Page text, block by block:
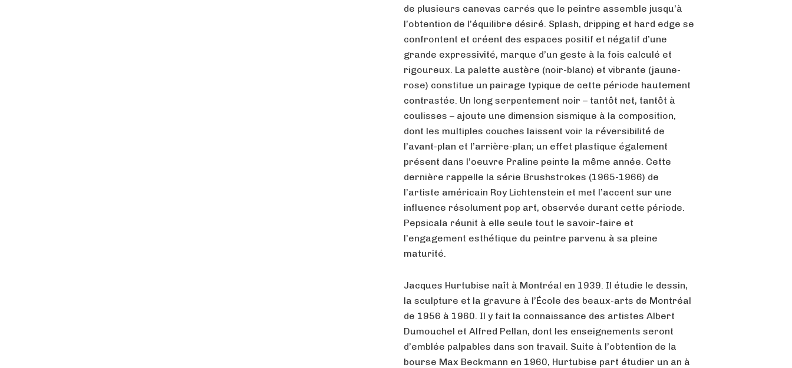
de plusieurs canevas carrés que le peintre assemble jusqu’à
l’obtention de l’équilibre désiré. Splash, dripping et hard edge se
confrontent et créent des espaces positif et négatif d’une
grande expressivité, marque d’un geste à la fois calculé et
rigoureux. La palette austère (noir-blanc) et vibrante (jaune-
rose) constitue un pairage typique de cette période hautement
contrastée. Un long serpentement noir – tantôt net, tantôt à
coulisses – ajoute une dimension sismique à la composition,
dont les multiples couches laissent voir la réversibilité de
l’avant-plan et l’arrière-plan; un effet plastique également
présent dans l’oeuvre Praline peinte la même année. Cette
dernière rappelle la série Brushstrokes (1965-1966) de
l’artiste américain Roy Lichtenstein et met l’accent sur une
influence résolument pop art, observée durant cette période.
Pepsicala réunit à elle seule tout le savoir-faire et
l’engagement esthétique du peintre parvenu à sa pleine
maturité.
Jacques Hurtubise naît à Montréal en 1939. Il étudie le dessin,
la sculpture et la gravure à l’École des beaux-arts de Montréal
de 1956 à 1960. Il y fait la connaissance des artistes Albert
Dumouchel et Alfred Pellan, dont les enseignements seront
d’emblée palpables dans son travail. Suite à l’obtention de la
bourse Max Beckmann en 1960, Hurtubise part étudier un an à